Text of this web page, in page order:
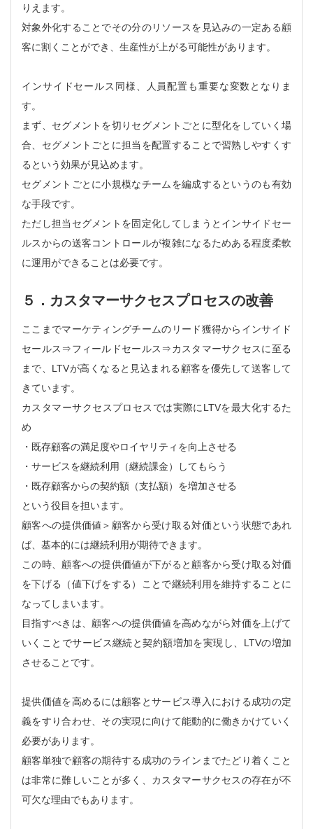
りえます。
対象外化することでその分のリソースを見込みの一定ある顧
客に割くことができ、生産性が上がる可能性があります。
インサイドセールス同様、人員配置も重要な変数となりま
す。
まず、セグメントを切りセグメントごとに型化をしていく場
合、セグメントごとに担当を配置することで習熟しやすくす
るという効果が見込めます。
セグメントごとに小規模なチームを編成するというのも有効
な手段です。
ただし担当セグメントを固定化してしまうとインサイドセー
ルスからの送客コントロールが複雑になるためある程度柔軟
に運用ができることは必要です。
５．カスタマーサクセスプロセスの改善
ここまでマーケティングチームのリード獲得からインサイド
セールス⇒フィールドセールス⇒カスタマーサクセスに至る
まで、LTVが高くなると見込まれる顧客を優先して送客して
きています。
カスタマーサクセスプロセスでは実際にLTVを最大化するた
め
・既存顧客の満足度やロイヤリティを向上させる
・サービスを継続利用（継続課金）してもらう
・既存顧客からの契約額（支払額）を増加させる
という役目を担います。
顧客への提供価値＞顧客から受け取る対価という状態であれ
ば、基本的には継続利用が期待できます。
この時、顧客への提供価値が下がると顧客から受け取る対価
を下げる（値下げをする）ことで継続利用を維持することに
なってしまいます。
目指すべきは、顧客への提供価値を高めながら対価を上げて
いくことでサービス継続と契約額増加を実現し、LTVの増加
させることです。
提供価値を高めるには顧客とサービス導入における成功の定
義をすり合わせ、その実現に向けて能動的に働きかけていく
必要があります。
顧客単独で顧客の期待する成功のラインまでたどり着くこと
は非常に難しいことが多く、カスタマーサクセスの存在が不
可欠な理由でもあります。